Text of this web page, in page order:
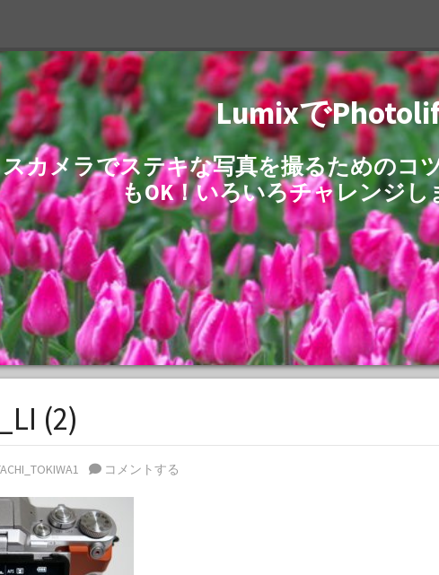
Lumixで
カメラでステキな写真を撮るためのコ
もOK！いろいろチャレンジ
(2)
by コメントする